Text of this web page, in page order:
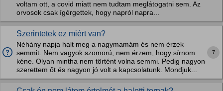
voltam ott, a covid miatt nem tudtam meglátogatni sem. Az
orvosok csak ígérgettek, hogy napról napra...
Szerintetek ez miért van?
Néhány napja halt meg a nagymamám és nem érzek
semmit. Nem vagyok szomorú, nem érzem, hogy sírnom
kéne. Olyan mintha nem történt volna semmi. Pedig nagyon
szerettem őt és nagyon jó volt a kapcsolatunk. Mondjuk...
7